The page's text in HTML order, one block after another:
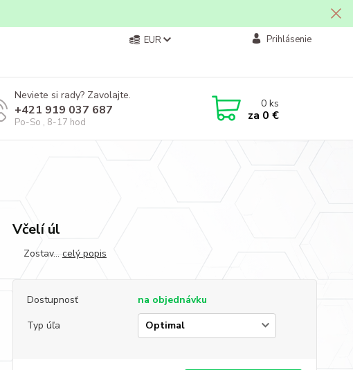
EUR Prihlásenie
Neviete si rady? Zavolajte.
+421 919 037 687
Po-So , 8-17 hod
0ks
za 0 €
Včelí úl
Zostav... celý popis
Dostupnosť
na objednávku
Typ úľa